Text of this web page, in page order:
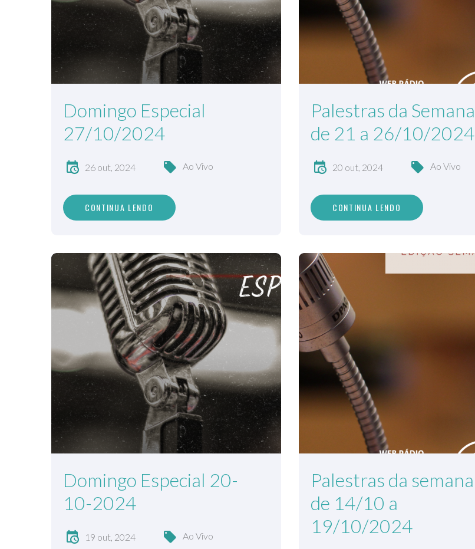
Domingo Especial
27/10/2024
26 out, 2024 Ao Vivo
CONTINUA LENDO
Palestras da Semana
de 21 a 26/10/2024
20 out, 2024 Ao Vivo
CONTINUA LENDO
Domingo Especial 20-
10-2024
19 out, 2024 Ao Vivo
Palestras da semana
de 14/10 a
19/10/2024